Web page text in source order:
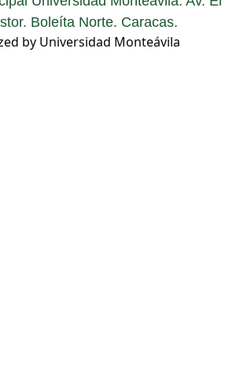
Boleíta Norte. Caracas.
by Universidad Monteávila